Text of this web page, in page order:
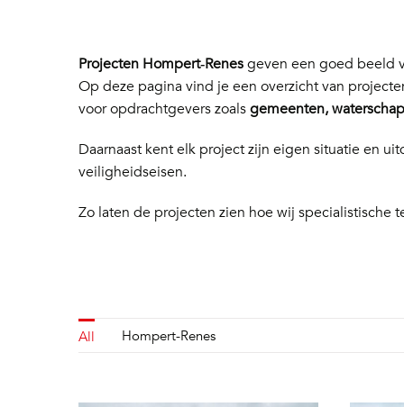
Projecten Hompert‑Renesgeven een goed beeld
Op deze pagina vind je een overzicht van
voor opdrachtgevers zoalsgemeenten,
Daarnaast kent elk project zijn eigen situatie en
veiligheidseisen.
Zo laten de projecten zien hoe wij specialistische
All Hompert-Renes